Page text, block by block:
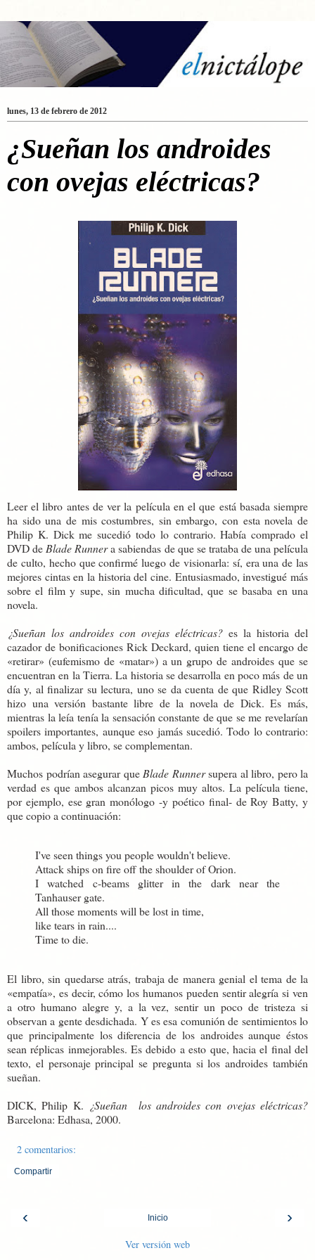
lunes, 13 de febrero de 2012
¿Sueñan los androides
con ovejas eléctricas?
Leer el libro antes de ver la película en el que está basada siempre
ha sido una de mis costumbres, sin embargo, con esta novela de
Philip K. Dick me sucedió todo lo contrario. Había comprado el
DVD de Blade Runnera sabiendas de que se trataba de una película
de culto, hecho que confirmé luego de visionarla: sí, era una de las
mejores cintas en la historia del cine. Entusiasmado, investigué más
sobre el film y supe, sin mucha dificultad, que se basaba en una
novela.
¿Sueñan los androides con ovejas eléctricas? es la historia del
cazador de bonificaciones Rick Deckard, quien tiene el encargo de
«retirar» (eufemismo de «matar») a un grupo de androides que se
encuentran en la Tierra. La historia se desarrolla en poco más de un
día y, al finalizar su lectura, uno se da cuenta de que Ridley Scott
hizo una versión bastante libre de la novela de Dick. Es más,
mientras la leía tenía la sensación constante de que se me revelarían
spoilers importantes, aunque eso jamás sucedió. Todo lo contrario:
ambos, película y libro, se complementan.
Muchos podrían asegurar que Blade Runnersupera al libro, pero la
verdad es que ambos alcanzan picos muy altos. La película tiene,
por ejemplo, ese gran monólogo -y poético final- de Roy Batty, y
que copio a continuación:
I've seen things you people wouldn't believe.
Attack ships on fire off the shoulder of Orion.
I watched c-beams glitter in the dark near the
Tanhauser gate.
All those moments will be lost in time,
like tears in rain....
Time to die.
El libro, sin quedarse atrás, trabaja de manera genial el tema de la
«empatía», es decir, cómo los humanos pueden sentir alegría si ven
a otro humano alegre y, a la vez, sentir un poco de tristeza si
observan a gente desdichada. Y es esa comunión de sentimientos lo
que principalmente los diferencia de los androides aunque éstos
sean réplicas inmejorables. Es debido a esto que, hacia el final del
texto, el personaje principal se pregunta si los androides también
sueñan.
DICK, Philip K. ¿Sueñan los androides con ovejas eléctricas?
Barcelona: Edhasa, 2000.
2 comentarios:
Compartir
‹ ›
Inicio
Ver versión web